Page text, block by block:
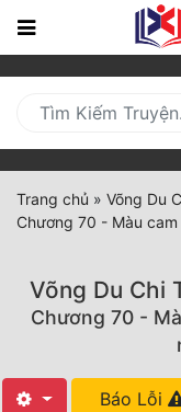
Trang
Mới
Cập
Nhật
(current)
Thể Loại
Truyện Mới Ra
Trang chủ » Võng Du
Chương 70 - Màu
Võng Du Chi
Chương 70 -
Báo Lỗi